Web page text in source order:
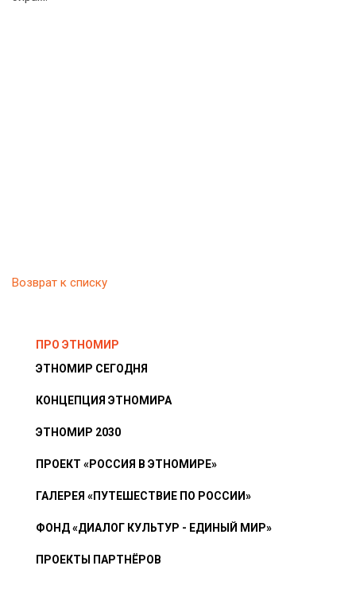
Возврат к списку
ПРО ЭТНОМИР
ЭТНОМИР СЕГОДНЯ
КОНЦЕПЦИЯ ЭТНОМИРА
ЭТНОМИР 2030
ПРОЕКТ «РОССИЯ В ЭТНОМИРЕ»
ГАЛЕРЕЯ «ПУТЕШЕСТВИЕ ПО РОССИИ»
ФОНД «ДИАЛОГ КУЛЬТУР - ЕДИНЫЙ МИР»
ПРОЕКТЫ ПАРТНЁРОВ